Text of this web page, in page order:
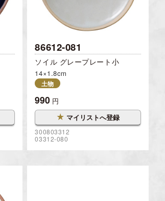
86612-081
ソイル グレープレート小
14×1.8cm
土物
990 円
★ マイリストへ登録
300803312
03312-080